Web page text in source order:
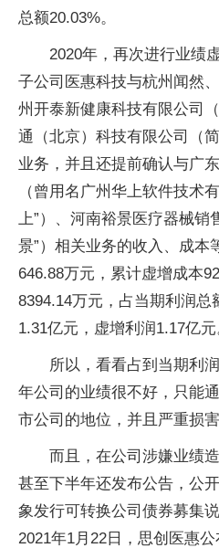
总额20.03%。
2020年，再次进行业绩
子公司医惠科技与杭州闻然
州开泰新健康科技有限公司
通（北京）科技有限公司（
业务，并且还提前确认与广
（曾用名广州华上软件技术
上”）、河南裕景医疗器械销
景”）相关业务的收入、成本
646.88万元，累计虚增成本
8394.14万元，占当期利润总
1.31亿元，虚增利润1.17亿元
所以，看看占到当期利
年公司的业绩很不好，只能
市公司的地位，并且严重损
而且，在公司涉嫌业绩
甚至下半年还发布公告，公
象发行可转换公司债券募集
2021年1月22日，思创医惠